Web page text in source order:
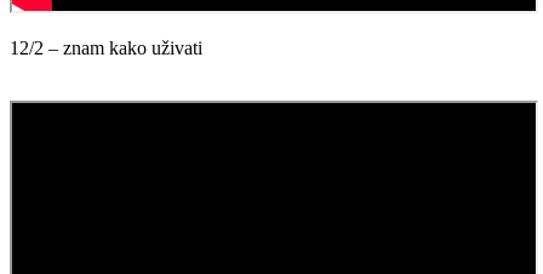
12/2 – znam kako uživati